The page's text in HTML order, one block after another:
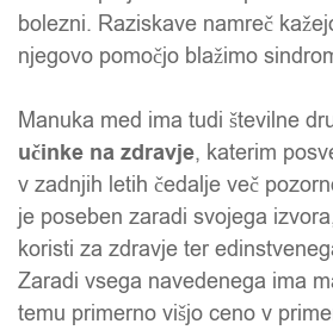
bolezni. Raziskave namreč
njegovo pomočjo blažimo
Manuka med ima tudi številne
učinke na zdravje, katerim
v zadnjih letih čedalje več
je poseben zaradi svojega
koristi za zdravje ter
Zaradi vsega navedenega ima
temu primerno višjo ceno v